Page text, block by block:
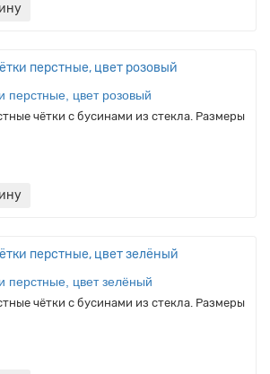
перстные, цвет розовый
чётки с бусинами из стекла. Размеры
перстные, цвет зелёный
чётки с бусинами из стекла. Размеры